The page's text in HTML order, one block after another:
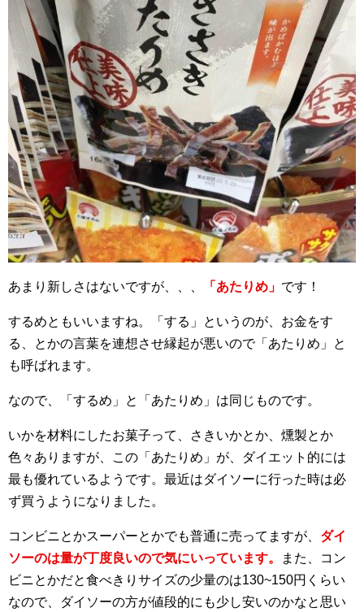
あまり新しさはないですが、、、 「あたりめ」 です！
するめともいいますね。「する」というのが、お金をす
る、とかの言葉を連想させ縁起が悪いので「あたりめ」と
も呼ばれます。
なので、「するめ」と「あたりめ」は同じものです。
いかを材料にしたお菓子って、さきいかとか、燻製とか
色々ありますが、この「あたりめ」が、ダイエット的には
最も優れているようです。最近はダイソーに行った時は必
ず買うようになりました。
コンビニとかスーパーとかでも普通に売ってますが、 ダイ
ソーのは量が丁度良いので気にいっています。
また、コン
ビニとかだと食べきりサイズの少量のは130~150円くらい
なので、ダイソーの方が値段的にも少し安いのかなと思い